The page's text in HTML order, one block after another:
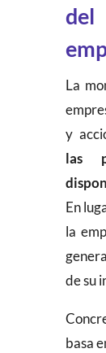
del
La
y
las
En
la
de su
basa